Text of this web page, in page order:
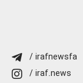
/ irafnewsfa
/ iraf.news